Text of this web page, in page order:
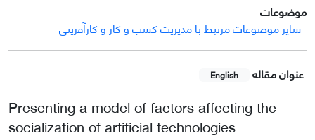
موضوعات
سایر موضوعات مرتبط با مدیریت کسب و کار و کارآفرینی
عنوان مقاله English
Presenting a model of factors affecting the
socialization of artificial technologies